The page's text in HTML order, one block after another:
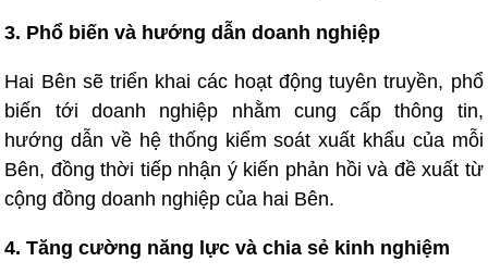
3. Phổ biến và hướng dẫn doanh nghiệp
Hai Bên sẽ triển khai các hoạt động tuyên truyền, phổ
biến tới doanh nghiệp nhằm cung cấp thông tin,
hướng dẫn về hệ thống kiểm soát xuất khẩu của mỗi
Bên, đồng thời tiếp nhận ý kiến phản hồi và đề xuất từ
cộng đồng doanh nghiệp của hai Bên.
4. Tăng cường năng lực và chia sẻ kinh nghiệm